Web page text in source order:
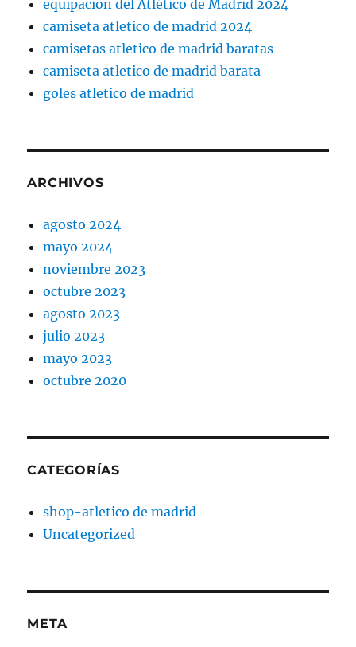
equipación del Atlético de Madrid 2024
camiseta atletico de madrid 2024
camisetas atletico de madrid baratas
camiseta atletico de madrid barata
goles atletico de madrid
ARCHIVOS
agosto 2024
mayo 2024
noviembre 2023
octubre 2023
agosto 2023
julio 2023
mayo 2023
octubre 2020
CATEGORÍAS
shop-atletico de madrid
Uncategorized
META